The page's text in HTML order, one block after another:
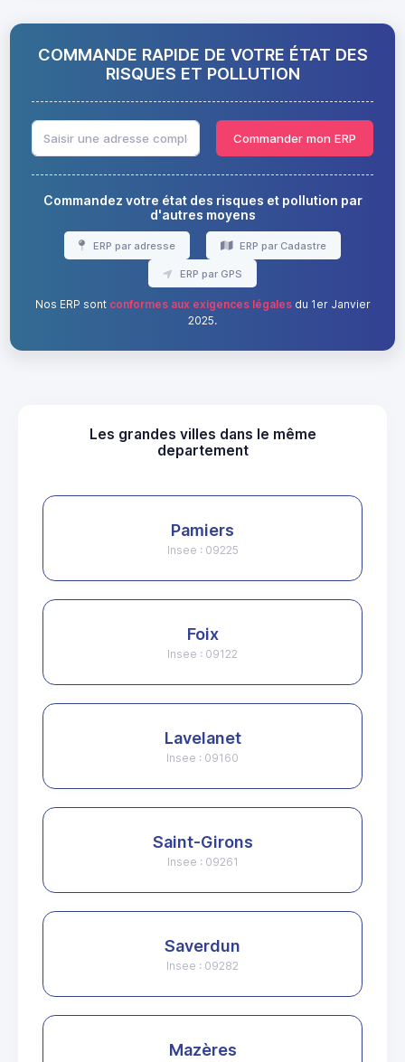
COMMANDE RAPIDE DE VOTRE ÉTAT DES
RISQUES ET POLLUTION
Commander mon ERP
Commandez votre état des risques et pollution par
d'autres moyens
ERP par adresse ERP par Cadastre
ERP par GPS
Nos ERP sont conformes aux exigences légalesdu 1er Janvier
2025.
Les grandes villes dans le même
departement
Pamiers
Insee : 09225
Foix
Insee : 09122
Lavelanet
Insee : 09160
Saint-Girons
Insee : 09261
Saverdun
Insee : 09282
Mazères